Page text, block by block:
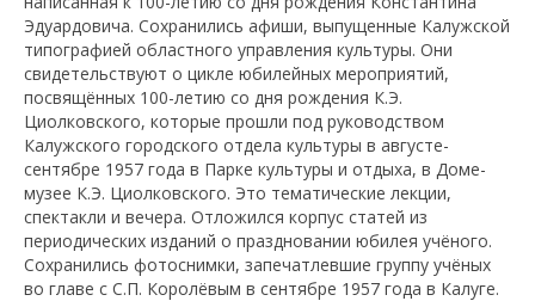
Эдуардовича. Сохранились афиши, выпущенные Калужской
типографией областного управления культуры. Они
свидетельствуют о цикле юбилейных мероприятий,
посвящённых 100-летию со дня рождения К.Э.
Циолковского, которые прошли под руководством
Калужского городского отдела культуры в августе-
сентябре 1957 года в Парке культуры и отдыха, в Доме-
музее К.Э. Циолковского. Это тематические лекции,
спектакли и вечера. Отложился корпус статей из
периодических изданий о праздновании юбилея учёного.
Сохранились фотоснимки, запечатлевшие группу учёных
во главе с С.П. Королёвым в сентябре 1957 года в Калуге.